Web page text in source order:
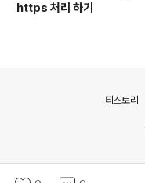
https 처리 하기
티스토리